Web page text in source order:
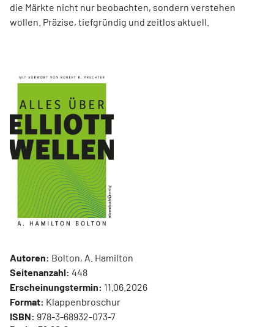
die Märkte nicht nur beobachten, sondern verstehen
wollen. Präzise, tiefgründig und zeitlos aktuell.
Autoren: Bolton, A. Hamilton
Seitenanzahl: 448
Erscheinungstermin: 11.06.2026
Format: Klappenbroschur
ISBN: 978-3-68932-073-7